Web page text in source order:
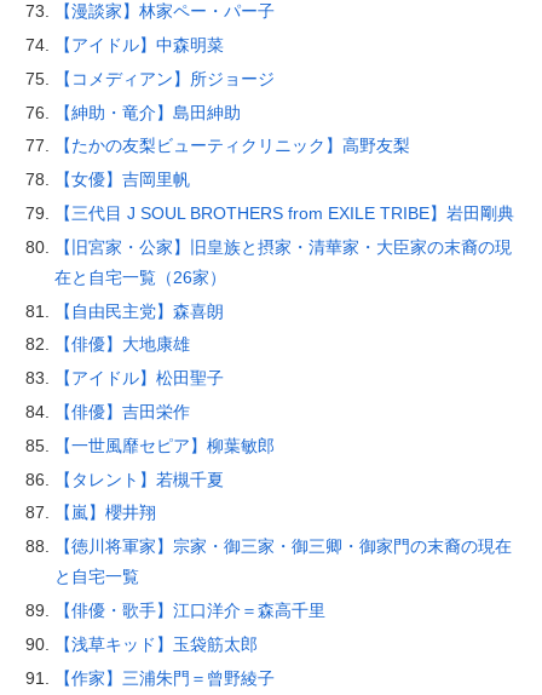
【漫談家】林家ペー・パー子
【アイドル】中森明菜
【コメディアン】所ジョージ
【紳助・竜介】島田紳助
【たかの友梨ビューティクリニック】高野友梨
【女優】吉岡里帆
【三代目 J SOUL BROTHERS from EXILE TRIBE】岩田剛典
【旧宮家・公家】旧皇族と摂家・清華家・大臣家の末裔の現
在と自宅一覧（26家）
【自由民主党】森喜朗
【俳優】大地康雄
【アイドル】松田聖子
【俳優】吉田栄作
【一世風靡セピア】柳葉敏郎
【タレント】若槻千夏
【嵐】櫻井翔
【徳川将軍家】宗家・御三家・御三卿・御家門の末裔の現在
と自宅一覧
【俳優・歌手】江口洋介＝森高千里
【浅草キッド】玉袋筋太郎
【作家】三浦朱門＝曾野綾子